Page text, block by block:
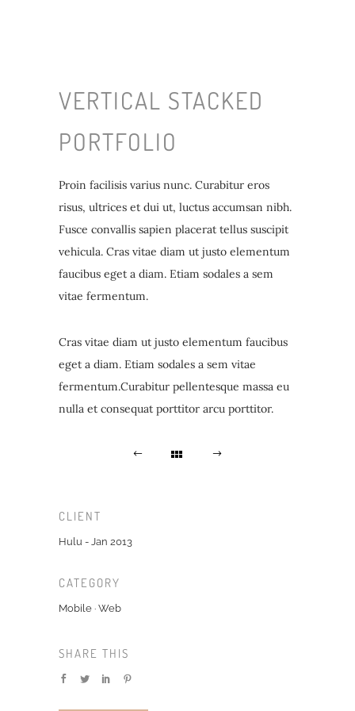
VERTICAL STACKED
PORTFOLIO
Proin facilisis varius nunc. Curabitur eros
risus, ultrices et dui ut, luctus accumsan nibh.
Fusce convallis sapien placerat tellus suscipit
vehicula. Cras vitae diam ut justo elementum
faucibus eget a diam. Etiam sodales a sem
vitae fermentum.
Cras vitae diam ut justo elementum faucibus
eget a diam. Etiam sodales a sem vitae
fermentum.Curabitur pellentesque massa eu
nulla et consequat porttitor arcu porttitor.
CLIENT
Hulu - Jan 2013
CATEGORY
Mobile · Web
SHARE THIS